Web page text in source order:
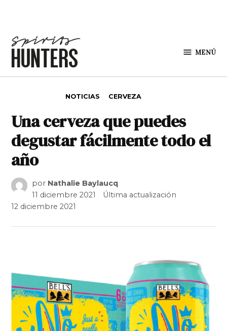
MENÚ
NOTICIAS CERVEZA
Una cerveza que puedes
degustar fácilmente todo el
año
por Nathalie Baylaucq
11 diciembre 2021
Última actualización
12 diciembre 2021